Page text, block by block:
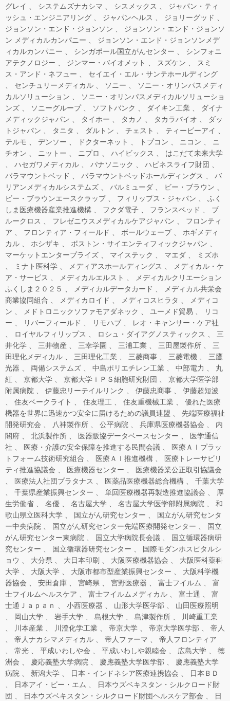
グレイ システムズナカシマ シスメックス
ジャパン・ティ
ッシュ・エンジニアリング
ジャパンヘルス
ジョリーグッド
ジョンソン・エンド・ジョンソン
ジョンソン・エンド・ジョンソ
ン メディカルカンパニー
ジョンソン・エンド・ジョンソンメデ
ィカルカンパニー
シンガポール国立がんセンター
シンフォニ
アテクノロジー
ジンマー・バイオメット スズケン
スミ
ス・アンド・ネフュー
セイエイ・エル・サンテホールディング
センチュリーメディカル
ソニー
ソニー・オリンパスメディ
カルソリューション
ソニー・オリンパスメディカルソリューショ
ンズ
ソニーグループ ソフトバンク ダイキン工業
ダイナ
メディックジャパン
タイホー タカノ タカラバイオ
ダッ
トジャパン
タニタ ダルトン チェスト
ティービーアイ
テルモ
デンソー ドクターネット トプコン ニコン
ニ
チオン
ニットー ニプロ ハイビックス
はこだて未来大学
ハセガワメディカル
パナソニック
ハピネスライフ財団
パラマウントベッド
パラマウントベッドホールディングス
バ
リアンメディカルシステムズ
バルミューダ
ビー・ブラウン
ビー・ブラウンエースクラップ
フィリップス・ジャパン
ふく
しま医療機器産業推進機構
フクダ電子 フランスベッド
ブ
ルークロス
フレゼニウスメディカルケアジャパン
フロンティ
ア
フロンティア・フィールド ボールウェーブ
ホギメディ
カル
ホシザキ
ボストン・サイエンティフィックジャパン
マーケットエンタープライズ
マイステック マエダ
ミズホ
ミナト医科学
メディアスホールディングス
メディカル・ケ
ア・サービス
メディカルエルスト
メディカルクリエーション
ふくしま２０２５
メディカルデータカード
メディカル共栄会
商業協同組合
メディカロイド メディコスヒラタ
メディコ
ン
メドトロニックソファモアダネック ユーメド貿易
リコ
ー
リバーフィールド リモハブ
レオ・キャンサー・ケア社
ロイヤルフィリップス
ロシュ・ダイアグノスティックス
三
井化学
三井物産 三幸学園 三浦工業 三田屋製作所
三
田理化メディカル
三田理化工業 三菱商事 三菱電機
三鷹
光器
両備システムズ 中島ポリエチレン工業 中部電力
丸
紅
京都大学 京都大学ｉＰＳ細胞研究財団
京都大学医学部
附属病院
伊藤忠リーテイルリンク 伊藤忠商事
伊藤超短波
住友ベークライト
住友理工 住友重機械工業
優れた医療
機器を世界に迅速かつ安全に届けるための議員連盟
先端医療福祉
開発研究会
八神製作所 公平病院 兵庫県医療機器協会
内
閣府
北浜製作所 医器販協データベースセンター
医学通信
社
医療・介護の安全保障を推進する民間会議
医療ＡＩプラッ
トフォーム技術研究組合
医療ＡＩ推進機構
医療トレーサビリ
ティ推進協議会
医療機器センター
医療機器業公正取引協議会
医療法人社団プラタナス
医薬品医療機器総合機構
千葉大学
千葉県産業振興センター
単回医療機器再製造推進協議会
厚
生労働省
名優 名古屋大学 名古屋大学医学部附属病院
和
歌山県立医科大学
国立がん研究センター
国立がん研究センタ
ー中央病院
国立がん研究センター先端医療開発センター
国立
がん研究センター東病院
国立大学病院長会議
国立循環器病研
究センター
国立循環器研究センター
国際モダンホスピタルシ
ョウ
大分県 大日本印刷 大阪医療機器協会
大阪医科薬科
大学
大阪大学 大阪市都市型産業振興センター
大阪科学機
器協会
安田倉庫 宮崎県 宮野医療器 富士フイルム
富
士フイルムヘルスケア
富士フイルムメディカル 富士通
富
士通Ｊａｐａｎ
小西医療器 山形大学医学部
山田医療照明
岡山大学
岩手大学 島根大学 島津製作所
川崎重工業
川本産業
川澄化学工業 帝京大学 帝京大学医学部
帝人
帝人ナカシマメディカル
帝人ファーマ
帝人フロンティア
常光
平成いわしや会 平成いわしや親睦会 広島大学
徳
洲会
慶応義塾大学病院 慶應義塾大学医学部
慶應義塾大学
病院
新潟大学 日本・インドネシア医療連携協会
日本ＢＤ
日本アイ・ビー・エム
日本ウズベキスタン・シルクロード財
団
日本ウズベキスタン・シルクロード財団ヘルスケア部会
日